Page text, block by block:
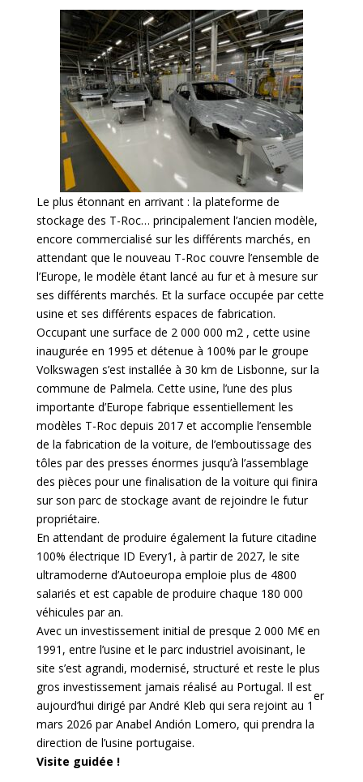
Le plus étonnant en arrivant : la plateforme de
stockage des T-Roc… principalement l’ancien modèle,
encore commercialisé sur les différents marchés, en
attendant que le nouveau T-Roc couvre l’ensemble de
l’Europe, le modèle étant lancé au fur et à mesure sur
ses différents marchés. Et la surface occupée par cette
usine et ses différents espaces de fabrication.
Occupant une surface de 2 000 000 m2 , cette usine
inaugurée en 1995 et détenue à 100% par le groupe
Volkswagen s’est installée à 30 km de Lisbonne, sur la
commune de Palmela. Cette usine, l’une des plus
importante d’Europe fabrique essentiellement les
modèles T-Roc depuis 2017 et accomplie l’ensemble
de la fabrication de la voiture, de l’emboutissage des
tôles par des presses énormes jusqu’à l’assemblage
des pièces pour une finalisation de la voiture qui finira
sur son parc de stockage avant de rejoindre le futur
propriétaire.
En attendant de produire également la future citadine
100% électrique ID Every1, à partir de 2027, le site
ultramoderne d’Autoeuropa emploie plus de 4800
salariés et est capable de produire chaque 180 000
véhicules par an.
Avec un investissement initial de presque 2 000 M€ en
1991, entre l’usine et le parc industriel avoisinant, le
site s’est agrandi, modernisé, structuré et reste le plus
gros investissement jamais réalisé au Portugal. Il est
aujourd’hui dirigé par André Kleb qui sera rejoint au 1
er
mars 2026 par Anabel Andión Lomero, qui prendra la
direction de l’usine portugaise.
Visite guidée !